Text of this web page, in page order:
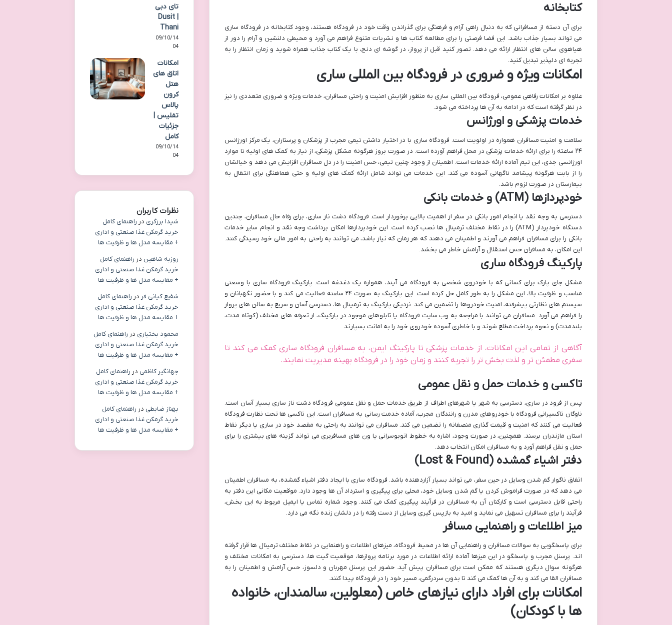
کتابخانه
برای آن دسته از مسافرانی که به دنبال راهی آرام و فرهنگی برای گذراندن وقت خود در فرودگاه هستند، وجود کتابخانه در فرودگاه ساری
می تواند بسیار جذاب باشد. این فضا فرصتی را برای مطالعه کتاب ها و نشریات متنوع فراهم می آورد و محیطی دلنشین و آرام را دور از
هیاهوی سالن های انتظار ارائه می دهد. تصور کنید قبل از پرواز، در گوشه ای دنج، با یک کتاب جذاب همراه شوید و زمان انتظار را به
تجربه ای دلپذیر تبدیل کنید.
امکانات ویژه و ضروری در فرودگاه بین المللی ساری
علاوه بر امکانات رفاهی عمومی، فرودگاه بین المللی ساری به منظور افزایش امنیت و راحتی مسافران، خدمات ویژه و ضروری متعددی را نیز
در نظر گرفته است که در ادامه به آن ها پرداخته می شود.
خدمات پزشکی و اورژانس
سلامت و امنیت مسافران همواره در اولویت است. فرودگاه ساری با در اختیار داشتن تیمی مجرب از پزشکان و پرستاران، یک مرکز اورژانس
۲۴ ساعته را برای ارائه خدمات پزشکی در محل فراهم آورده است. در صورت بروز هرگونه مشکل پزشکی، از نیاز به کمک های اولیه تا موارد
اورژانسی جدی، این تیم آماده ارائه خدمات است. اطمینان از وجود چنین تیمی، حس امنیت را در دل مسافران افزایش می دهد و خیالشان
را از بابت هرگونه پیشامد ناگهانی آسوده می کند. این خدمات می تواند شامل ارائه کمک های اولیه و حتی هماهنگی برای انتقال به
بیمارستان در صورت لزوم باشد.
خودپردازها (ATM) و خدمات بانکی
دسترسی به وجه نقد یا انجام امور بانکی در سفر از اهمیت بالایی برخوردار است. فرودگاه دشت ناز ساری، برای رفاه حال مسافران، چندین
دستگاه خودپرداز (ATM) را در نقاط مختلف ترمینال ها نصب کرده است. این خودپردازها امکان برداشت وجه نقد و انجام سایر خدمات
بانکی را برای مسافران فراهم می آورند و اطمینان می دهند که هر زمان که نیاز باشد، می توانند به راحتی به امور مالی خود رسیدگی کنند.
این امکان، به مسافران حس استقلال و آرامش خاطر می بخشد.
پارکینگ فرودگاه ساری
مشکل جای پارک برای کسانی که با خودروی شخصی به فرودگاه می آیند، همواره یک دغدغه است. پارکینگ فرودگاه ساری با وسعتی
مناسب و ظرفیت بالا، این مشکل را به طور کامل حل کرده است. این پارکینگ به صورت ۲۴ ساعته فعالیت می کند و با حضور نگهبانان و
سیستم های نظارتی پیشرفته، امنیت خودروها را تضمین می کند. نزدیکی پارکینگ به ترمینال ها، دسترسی آسان و سریع به سالن های پرواز
را فراهم می آورد. مسافران می توانند با مراجعه به وب سایت فرودگاه یا تابلوهای موجود در پارکینگ، از تعرفه های مختلف (کوتاه مدت،
بلندمدت) و نحوه پرداخت مطلع شوند و با خاطری آسوده خودروی خود را به امانت بسپارند.
آگاهی از تمامی این امکانات، از خدمات پزشکی تا پارکینگ ایمن، به مسافران فرودگاه ساری کمک می کند تا
سفری مطمئن تر و لذت بخش تر را تجربه کنند و زمان خود را در فرودگاه بهینه مدیریت نمایند.
تاکسی و خدمات حمل و نقل عمومی
پس از فرود در ساری، دسترسی به شهر یا شهرهای اطراف از طریق خدمات حمل و نقل عمومی فرودگاه دشت ناز ساری بسیار آسان است.
ناوگان تاکسیرانی فرودگاه با خودروهای مدرن و رانندگان مجرب، آماده خدمت رسانی به مسافران است. این تاکسی ها تحت نظارت فرودگاه
فعالیت می کنند که امنیت و قیمت گذاری منصفانه را تضمین می کند. مسافران می توانند به راحتی به مقصد خود در ساری یا دیگر نقاط
استان مازندران برسند. همچنین، در صورت وجود، اشاره به خطوط اتوبوسرانی یا ون های مسافربری می تواند گزینه های بیشتری را برای
حمل و نقل فراهم آورد و به مسافران امکان انتخاب دهد.
دفتر اشیاء گمشده (Lost & Found)
اتفاق ناگوار گم شدن وسایل در حین سفر، می تواند بسیار آزاردهنده باشد. فرودگاه ساری با ایجاد دفتر اشیاء گمشده، به مسافران اطمینان
می دهد که در صورت فراموش کردن یا گم شدن وسایل خود، محلی برای پیگیری و استرداد آن ها وجود دارد. موقعیت مکانی این دفتر به
راحتی قابل دسترسی است و کارکنان آن به مسافران در فرآیند پیگیری کمک می کنند. وجود شماره تماس یا ایمیل مربوط به این بخش،
فرآیند را برای مسافران تسهیل می نماید و امید به بازپس گیری وسایل از دست رفته را در دلشان زنده نگه می دارد.
میز اطلاعات و راهنمایی مسافر
برای پاسخگویی به سوالات مسافران و راهنمایی آن ها در محیط فرودگاه، میزهای اطلاعات و راهنمایی در نقاط مختلف ترمینال ها قرار گرفته
اند. پرسنل مجرب و پاسخگو در این میزها آماده ارائه اطلاعات در مورد برنامه پروازها، موقعیت گیت ها، دسترسی به امکانات مختلف و
هرگونه سوال دیگری هستند که ممکن است برای مسافران پیش آید. حضور این پرسنل مهربان و دلسوز، حس آرامش و اطمینان را به
مسافران القا می کند و به آن ها کمک می کند تا بدون سردرگمی، مسیر خود را در فرودگاه پیدا کنند.
امکانات برای افراد دارای نیازهای خاص (معلولین، سالمندان، خانواده
ها با کودکان)
تای دبی
| Dusit
Thani
09/10/14
04
امکانات
اتاق های
هتل
کرون
پالاس
تفلیس |
جزئیات
کامل
09/10/14
04
نظرات کاربران
شیدا برزگری در راهنمای کامل
خرید گرمکن غذا صنعتی و اداری
+ مقایسه مدل ها و ظرفیت ها
روزبه شاهین در راهنمای کامل
خرید گرمکن غذا صنعتی و اداری
+ مقایسه مدل ها و ظرفیت ها
شفیع کیانی فر در راهنمای کامل
خرید گرمکن غذا صنعتی و اداری
+ مقایسه مدل ها و ظرفیت ها
محمود بختیاری در راهنمای کامل
خرید گرمکن غذا صنعتی و اداری
+ مقایسه مدل ها و ظرفیت ها
جهانگیر کاظمی در راهنمای کامل
خرید گرمکن غذا صنعتی و اداری
+ مقایسه مدل ها و ظرفیت ها
بهناز ضابطی در راهنمای کامل
خرید گرمکن غذا صنعتی و اداری
+ مقایسه مدل ها و ظرفیت ها